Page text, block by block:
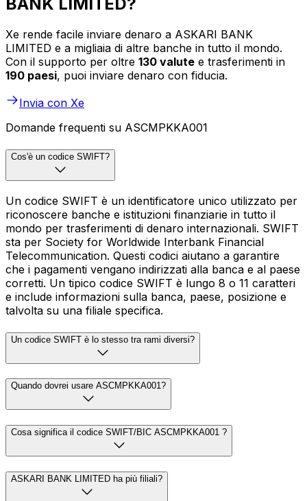
BANK LIMITED?
Xe rende facile inviare denaro a ASKARI BANK
LIMITED e a migliaia di altre banche in tutto il mondo.
Con il supporto per oltre 130 valute e trasferimenti in
190 paesi, puoi inviare denaro con fiducia.
Invia con Xe
Domande frequenti su ASCMPKKA001
Cos'è un codice SWIFT?
Un codice SWIFT è un identificatore unico utilizzato per
riconoscere banche e istituzioni finanziarie in tutto il
mondo per trasferimenti di denaro internazionali. SWIFT
sta per Society for Worldwide Interbank Financial
Telecommunication. Questi codici aiutano a garantire
che i pagamenti vengano indirizzati alla banca e al paese
corretti. Un tipico codice SWIFT è lungo 8 o 11 caratteri
e include informazioni sulla banca, paese, posizione e
talvolta su una filiale specifica.
Un codice SWIFT è lo stesso tra rami diversi?
Quando dovrei usare ASCMPKKA001?
Cosa significa il codice SWIFT/BIC ASCMPKKA001 ?
ASKARI BANK LIMITED ha più filiali?